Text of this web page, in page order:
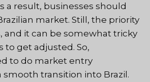
a result, businesses should
market. Still, the priority
and it can be somewhat tricky
to get adjusted. So,
to do market entry
transition into Brazil.